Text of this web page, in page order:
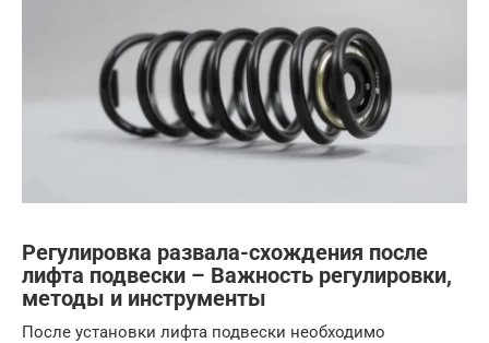
Регулировка развала-схождения после
лифта подвески – Важность регулировки,
методы и инструменты
После установки лифта подвески необходимо